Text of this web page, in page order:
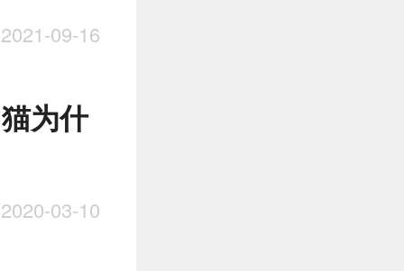
09-16
为什
03-10